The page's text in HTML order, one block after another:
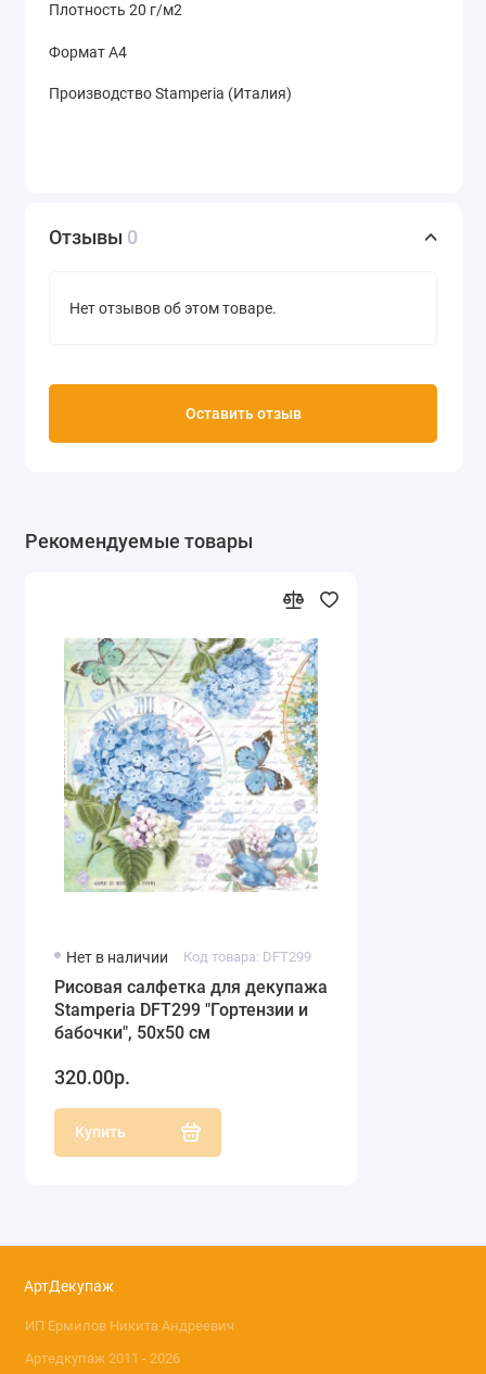
Плотность 20 г/м2
Формат А4
Производство Stamperia (Италия)
Отзывы 0
Нет отзывов об этом товаре.
Оставить отзыв
Рекомендуемые товары
Нет в наличии Код товара: DFT299
Рисовая салфетка для декупажа
Stamperia DFT299 "Гортензии и
бабочки", 50х50 см
320.00р.
Купить
АртДекупаж
ИП Ермилов Никита Андреевич
Артедкупаж 2011 - 2026